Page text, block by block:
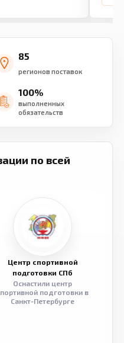
85
регионов поставок
100%
выполненных
обязательств
по всей
Центр спортивной
подготовки СПб
Оснастили центр
подготовки в
Санкт-Петербурге